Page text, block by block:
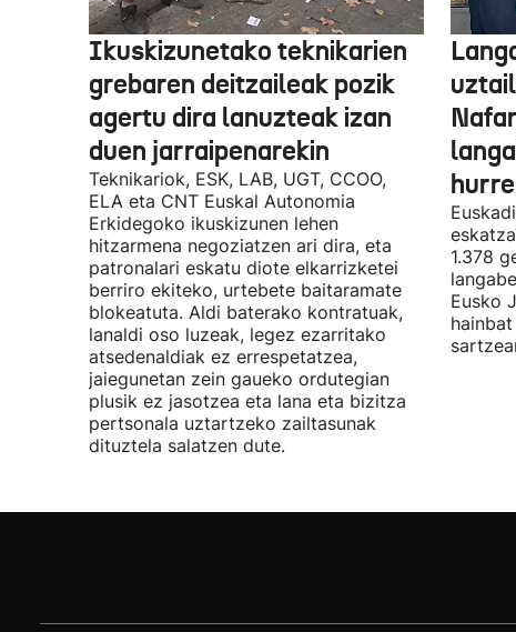
Ikuskizunetako teknikarien
grebaren deitzaileak pozik
agertu dira lanuzteak izan
duen jarraipenarekin
Teknikariok, ESK, LAB, UGT, CCOO,
ELA eta CNT Euskal Autonomia
Erkidegoko ikuskizunen lehen
hitzarmena negoziatzen ari dira, eta
patronalari eskatu diote elkarrizketei
berriro ekiteko, urtebete baitaramate
blokeatuta. Aldi baterako kontratuak,
lanaldi oso luzeak, legez ezarritako
atsedenaldiak ez errespetatzea,
jaiegunetan zein gaueko ordutegian
plusik ez jasotzea eta lana eta bizitza
pertsonala uztartzeko zailtasunak
dituztela salatzen dute.
1.378
Eusko